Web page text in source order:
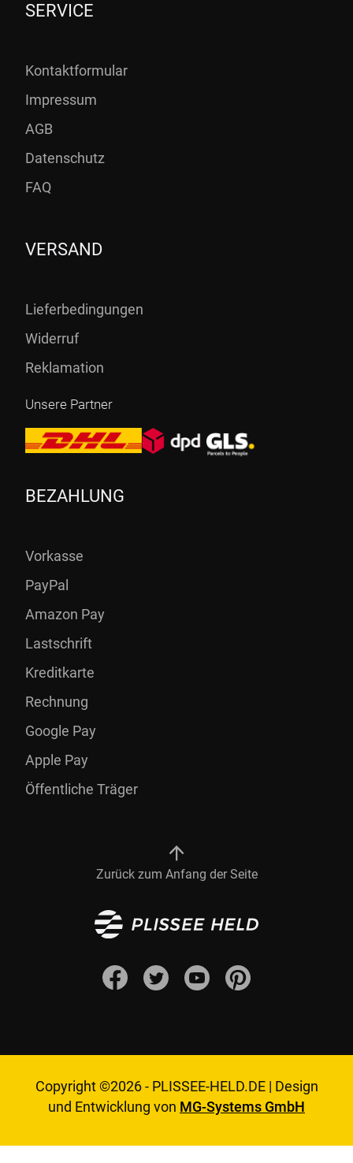
Zurück zum Anfang der Seite
SERVICE
Kontaktformular
Impressum
AGB
Datenschutz
FAQ
VERSAND
Lieferbedingungen
Widerruf
Reklamation
Unsere Partner
BEZAHLUNG
Vorkasse
PayPal
Amazon Pay
Lastschrift
Kreditkarte
Rechnung
Google Pay
Apple Pay
Öffentliche Träger
Copyright ©2026 - PLISSEE-HELD.DE| Design
und Entwicklung von MG-Systems GmbH